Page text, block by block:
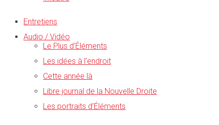
Entretiens
Audio / Vidéo
Le Plus d’Éléments
Les idées à l’endroit
Cette année là
Libre journal de la Nouvelle Droite
Les portraits d’Éléments